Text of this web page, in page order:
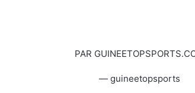
PAR
— guineetopsports